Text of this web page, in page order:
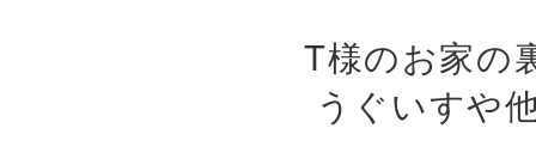
T様のお家の
うぐいすや